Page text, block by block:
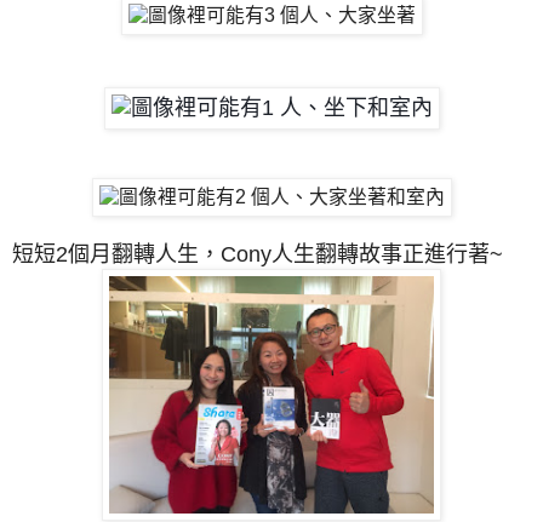
短短2個月翻轉人生，Cony人生翻轉故事正進行著~